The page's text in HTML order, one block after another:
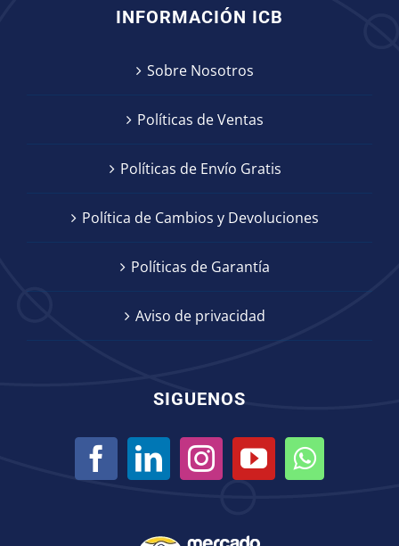
INFORMACIÓN ICB
Sobre Nosotros
Políticas de Ventas
Políticas de Envío Gratis
Política de Cambios y Devoluciones
Políticas de Garantía
Aviso de privacidad
SIGUENOS